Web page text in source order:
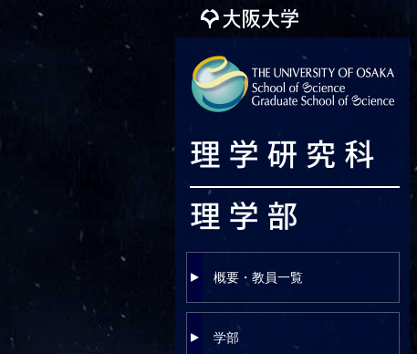
概要・教員一覧
学部